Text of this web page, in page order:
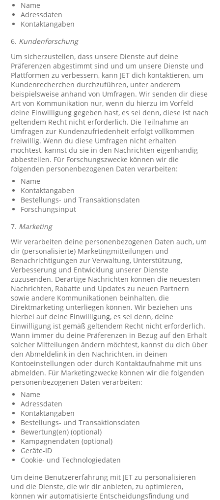
Name
Adressdaten
Kontaktangaben
6. Kundenforschung
Um sicherzustellen, dass unsere Dienste auf deine
Präferenzen abgestimmt sind und um unsere Dienste und
Plattformen zu verbessern, kann JET dich kontaktieren, um
Kundenrecherchen durchzuführen, unter anderem
beispielsweise anhand von Umfragen. Wir senden dir diese
Art von Kommunikation nur, wenn du hierzu im Vorfeld
deine Einwilligung gegeben hast, es sei denn, diese ist nach
geltendem Recht nicht erforderlich. Die Teilnahme an
Umfragen zur Kundenzufriedenheit erfolgt vollkommen
freiwillig. Wenn du diese Umfragen nicht erhalten
möchtest, kannst du sie in den Nachrichten eigenhändig
abbestellen. Für Forschungszwecke können wir die
folgenden personenbezogenen Daten verarbeiten:
Name
Kontaktangaben
Bestellungs- und Transaktionsdaten
Forschungsinput
7. Marketing
Wir verarbeiten deine personenbezogenen Daten auch, um
dir (personalisierte) Marketingmitteilungen und
Benachrichtigungen zur Verwaltung, Unterstützung,
Verbesserung und Entwicklung unserer Dienste
zuzusenden. Derartige Nachrichten können die neuesten
Nachrichten, Rabatte und Updates zu neuen Partnern
sowie andere Kommunikationen beinhalten, die
Direktmarketing unterliegen können. Wir beziehen uns
hierbei auf deine Einwilligung, es sei denn, deine
Einwilligung ist gemäß geltendem Recht nicht erforderlich.
Wann immer du deine Präferenzen in Bezug auf den Erhalt
solcher Mitteilungen ändern möchtest, kannst du dich über
den Abmeldelink in den Nachrichten, in deinen
Kontoeinstellungen oder durch Kontaktaufnahme mit uns
abmelden. Für Marketingzwecke können wir die folgenden
personenbezogenen Daten verarbeiten:
Name
Adressdaten
Kontaktangaben
Bestellungs- und Transaktionsdaten
Bewertung(en) (optional)
Kampagnendaten (optional)
Geräte-ID
Cookie- und Technologiedaten
Um deine Benutzererfahrung mit JET zu personalisieren
und die Dienste, die wir dir anbieten, zu optimieren,
können wir automatisierte Entscheidungsfindung und